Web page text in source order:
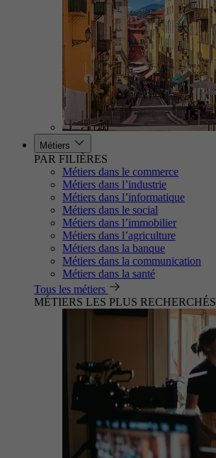
Métiers
PAR FILIÈRES
Métiers dans le commerce
Métiers dans l’industrie
Métiers dans l’informatique
Métiers dans le social
Métiers dans l’immobilier
Métiers dans l’agriculture
Métiers dans la banque
Métiers dans la communication
Métiers dans la santé
Tous les métiers
MÉTIERS LES PLUS RECHERCHÉS